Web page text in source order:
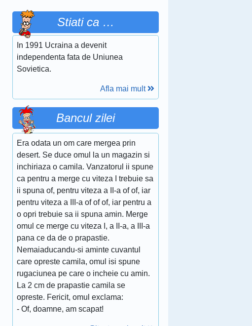
Stiati ca …
In 1991 Ucraina a devenit
independenta fata de Uniunea
Sovietica.
Afla mai mult
Bancul zilei
Era odata un om care mergea prin
desert. Se duce omul la un magazin si
inchiriaza o camila. Vanzatorul ii spune
ca pentru a merge cu viteza I trebuie sa
ii spuna of, pentru viteza a II-a of of, iar
pentru viteza a III-a of of of, iar pentru a
o opri trebuie sa ii spuna amin. Merge
omul ce merge cu viteza I, a II-a, a III-a
pana ce da de o prapastie.
Nemaiaducandu-si aminte cuvantul
care opreste camila, omul isi spune
rugaciunea pe care o incheie cu amin.
La 2 cm de prapastie camila se
opreste. Fericit, omul exclama:
- Of, doamne, am scapat!